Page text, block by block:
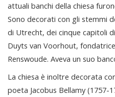
attuali banchi della chiesa
Sono decorati con gli stemmi
di Utrecht, dei cinque capitoli
Duyts van Voorhout,
Renswoude. Aveva un suo
La chiesa è inoltre decorata
poeta Jacobus Bellamy (1757-